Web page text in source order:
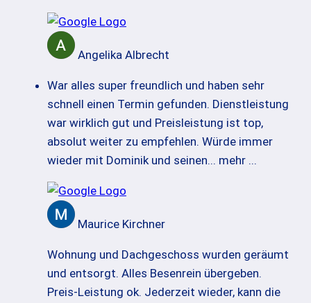
Angelika Albrecht
War alles super freundlich und haben sehr
schnell einen Termin gefunden. Dienstleistung
war wirklich gut und Preisleistung ist top,
absolut weiter zu empfehlen. Würde immer
wieder mit Dominik und seinen... mehr ...
Maurice Kirchner
Wohnung und Dachgeschoss wurden geräumt
und entsorgt. Alles Besenrein übergeben.
Preis-Leistung ok. Jederzeit wieder, kann die